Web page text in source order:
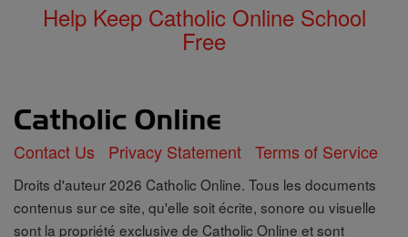
Help Keep Catholic Online School
Free
Contact Us Privacy Statement Terms of Service
Droits d'auteur 2026 Catholic Online. Tous les documents
contenus sur ce site, qu'elle soit écrite, sonore ou visuelle
sont la propriété exclusive de Catholic Online et sont